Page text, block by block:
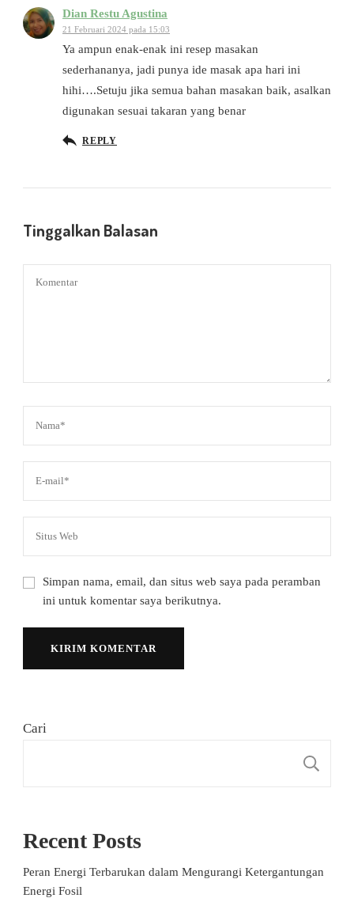
Dian Restu Agustina
21 Februari 2024 pada 15:03
Ya ampun enak-enak ini resep masakan
sederhananya, jadi punya ide masak apa hari ini
hihi….Setuju jika semua bahan masakan baik, asalkan
digunakan sesuai takaran yang benar
REPLY
Tinggalkan Balasan
Simpan nama, email, dan situs web saya pada peramban
ini untuk komentar saya berikutnya.
Cari
Recent Posts
Peran Energi Terbarukan dalam Mengurangi Ketergantungan
Energi Fosil